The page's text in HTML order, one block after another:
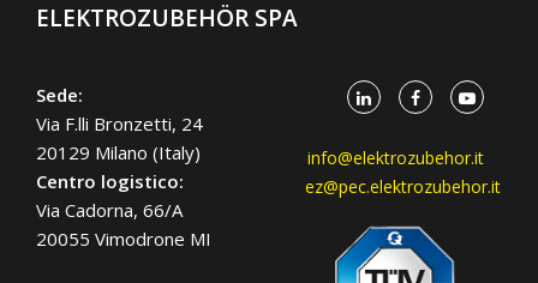
ELEKTROZUBEHÖR SPA
Sede:
Via F.lli Bronzetti, 24
20129 Milano (Italy)
Centro logistico:
Via Cadorna, 66/A
20055 Vimodrone MI
info@elektrozubehor.it
ez@pec.elektrozubehor.it